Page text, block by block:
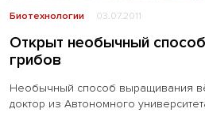
Биотехнологии 03.07.2011
Открыт необычный
грибов
Необычный способ выращивания
доктор из Автономного